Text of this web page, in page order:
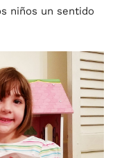
niños un sentido